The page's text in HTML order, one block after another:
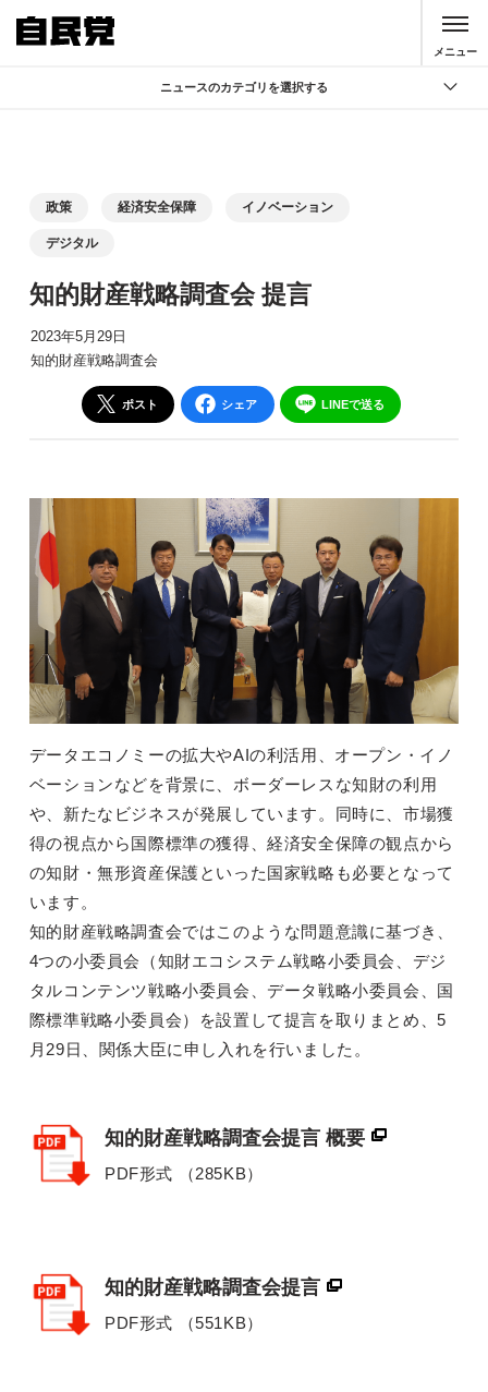
メニュー
ニュースのカテゴリを選択する
記者会見
政策 経済安全保障 イノベーション
デジタル
知的財産戦略調査会 提言
2023年5月29日
知的財産戦略調査会
ポスト シェア LINEで送る
データエコノミーの拡大やAIの利活用、オープン・イノ
ベーションなどを背景に、ボーダーレスな知財の利用
や、新たなビジネスが発展しています。同時に、市場獲
得の視点から国際標準の獲得、経済安全保障の観点から
の知財・無形資産保護といった国家戦略も必要となって
います。
知的財産戦略調査会ではこのような問題意識に基づき、
4つの小委員会（知財エコシステム戦略小委員会、デジ
タルコンテンツ戦略小委員会、データ戦略小委員会、国
際標準戦略小委員会）を設置して提言を取りまとめ、5
月29日、関係大臣に申し入れを行いました。
知的財産戦略調査会提言 概要
PDF形式 （285KB）
知的財産戦略調査会提言
PDF形式 （551KB）